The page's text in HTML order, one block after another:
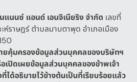
นแนนซ์ แอนด์ เอนจิเนียริงจำกัด เลขที่
ราษฎร์ ตำบลมาบตาพุด อำเภอเมือง
ายคุ้มครองข้อมูลส่วนบุคคลของบริษัทฯ
อเปิดเผยข้อมูลส่วนบุคคลของข้าพเจ้า
ได้อธิบายไว้ข้างต้นเป็นที่เรียบร้อยแล้ว